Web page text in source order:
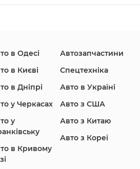
Honda Hyundai
Jaguar Jeep
в Одесі
в Києві
в Дніпрі
у Черкасах
у
в Кривому
Автозапчастини
Спецтехніка
Авто в Україні
Авто з США
Авто з Китаю
Авто з Кореї